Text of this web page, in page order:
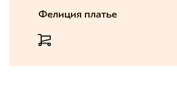
Фелиция платье